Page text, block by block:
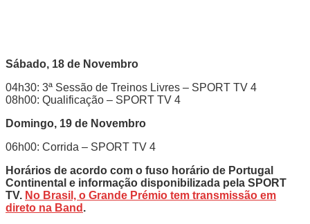
Sábado, 18 de Novembro
04h30: 3ª Sessão de Treinos Livres – SPORT TV 4
08h00: Qualificação – SPORT TV 4
Domingo, 19 de Novembro
06h00: Corrida – SPORT TV 4
Horários de acordo com o fuso horário de Portugal
Continental e informação disponibilizada pela SPORT
TV. No Brasil, o Grande Prémio tem transmissão em
direto na Band .